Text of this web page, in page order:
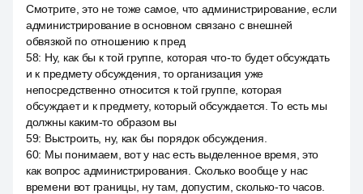
Смотрите, это не тоже самое, что администрирование, если
администрирование в основном связано с внешней
обвязкой по отношению к пред
58: Ну, как бы к той группе, которая что-то будет обсуждать
и к предмету обсуждения, то организация уже
непосредственно относится к той группе, которая
обсуждает и к предмету, который обсуждается. То есть мы
должны каким-то образом вы
59: Выстроить, ну, как бы порядок обсуждения.
60: Мы понимаем, вот у нас есть выделенное время, это
как вопрос администрирования. Сколько вообще у нас
времени вот границы, ну там, допустим, сколько-то часов.